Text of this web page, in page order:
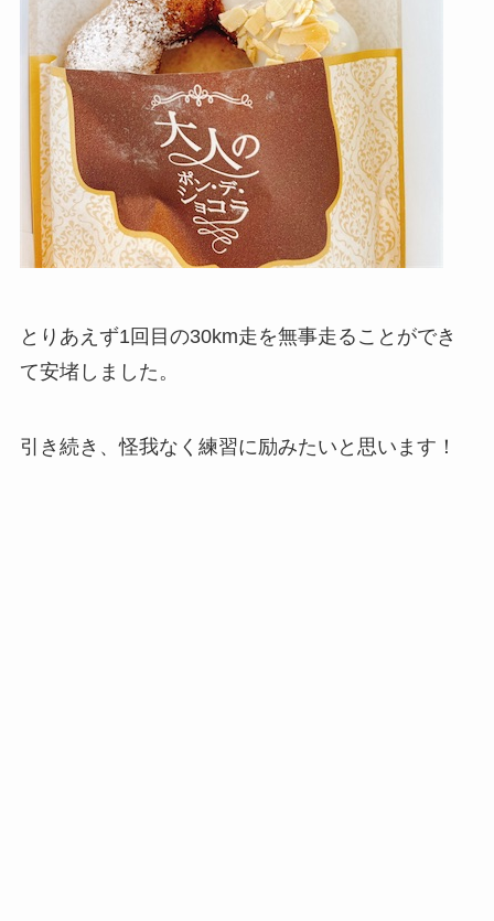
とりあえず1回目の30km走を無事走ることができ
て安堵しました。
引き続き、怪我なく練習に励みたいと思います！